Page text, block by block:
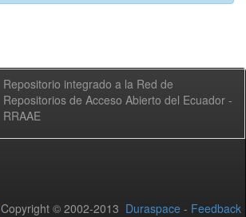
Repositorio integrado a la Red de
Repositorios de Acceso Abierto del Ecuador -
RRAAE
Copyright © 2002-2013 Duraspace - Feedback